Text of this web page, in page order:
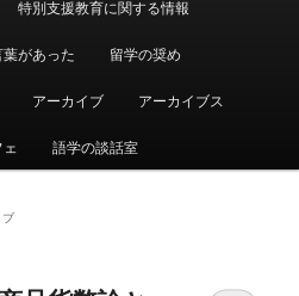
特別支援教育に関する情報
があった 留学の奨め
アーカイブ アーカイブス
語学の談話室